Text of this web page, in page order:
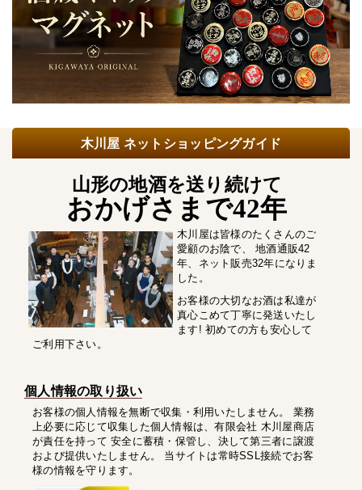
木川屋 ネットショッピングガイド
山形の地酒を送り続けて
おかげさまで42年
木川屋は皆様のたくさんのご
愛顧のお陰で、 地酒通販42
年、ネット販売32年になりま
した。
お客様の大切なお酒は私達が
真心こめて丁寧に発送いたし
ます! 初めての方も安心して
ご利用下さい。
個人情報の取り扱い
お客様の個人情報を無断で収集・利用いたしません。 業務
上必要に応じて収集した個人情報は、有限会社 木川屋商店
が責任を持って 安全に蓄積・保管し、決して第三者に譲渡
および提供いたしません。 当サイトは常時SSL接続でお客
様の情報を守ります。